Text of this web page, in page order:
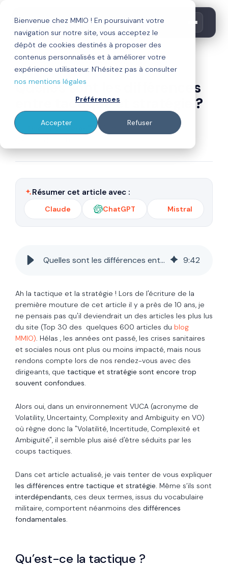
Bienvenue chez MMIO ! En poursuivant votre
navigation sur notre site, vous acceptez le
dépôt de cookies destinés à proposer des
contenus personnalisés et à améliorer votre
expérience utilisateur. N'hésitez pas à consulter
nos mentions légales
Préférences
Accepter Refuser
digitalisation
Quelles sont les différences
entre tactique et stratégie ?
Par Thierry Calderon
Publié le 16/06/26
Résumer cet article avec :
Claude ChatGPT Mistral
Quelles sont les différences entre tactique et stratégie ? 9:42
Ah la tactique et la stratégie ! Lors de l'écriture de la
première mouture de cet article il y a près de 10 ans, je
ne pensais pas qu'il deviendrait un des articles les plus lus
du site (Top 30 des quelques 600 articles du blog
MMIO). Hélas , les années ont passé, les crises sanitaires
et sociales nous ont plus ou moins impacté, mais nous
rendons compte lors de nos rendez-vous avec des
dirigeants, que tactique et stratégie sont encore trop
souvent confondues.
Alors oui, dans un environnement VUCA (acronyme de
Volatility, Uncertainty, Complexity and Ambiguity en VO)
où règne donc la "Volatilité, Incertitude, Complexité et
Ambiguïté", il semble plus aisé d'être séduits par les
coups tactiques.
Dans cet article actualisé, je vais tenter de vous expliquer
les différences entre tactique et stratégie. Même s’ils sont
interdépendants, ces deux termes, issus du vocabulaire
militaire, comportent néanmoins des différences
fondamentales.
Qu’est-ce la tactique ?